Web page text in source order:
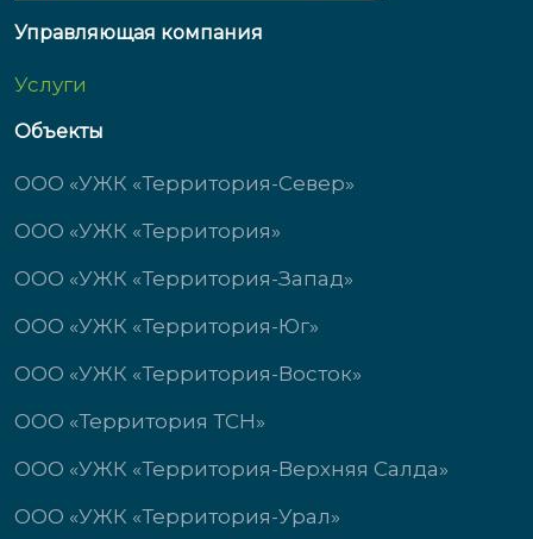
Управляющая компания
Услуги
Объекты
ООО «УЖК «Территория-Север»
ООО «УЖК «Территория»
ООО «УЖК «Территория-Запад»
ООО «УЖК «Территория-Юг»
ООО «УЖК «Территория-Восток»
ООО «Территория ТСН»
ООО «УЖК «Территория-Верхняя Салда»
ООО «УЖК «Территория-Урал»